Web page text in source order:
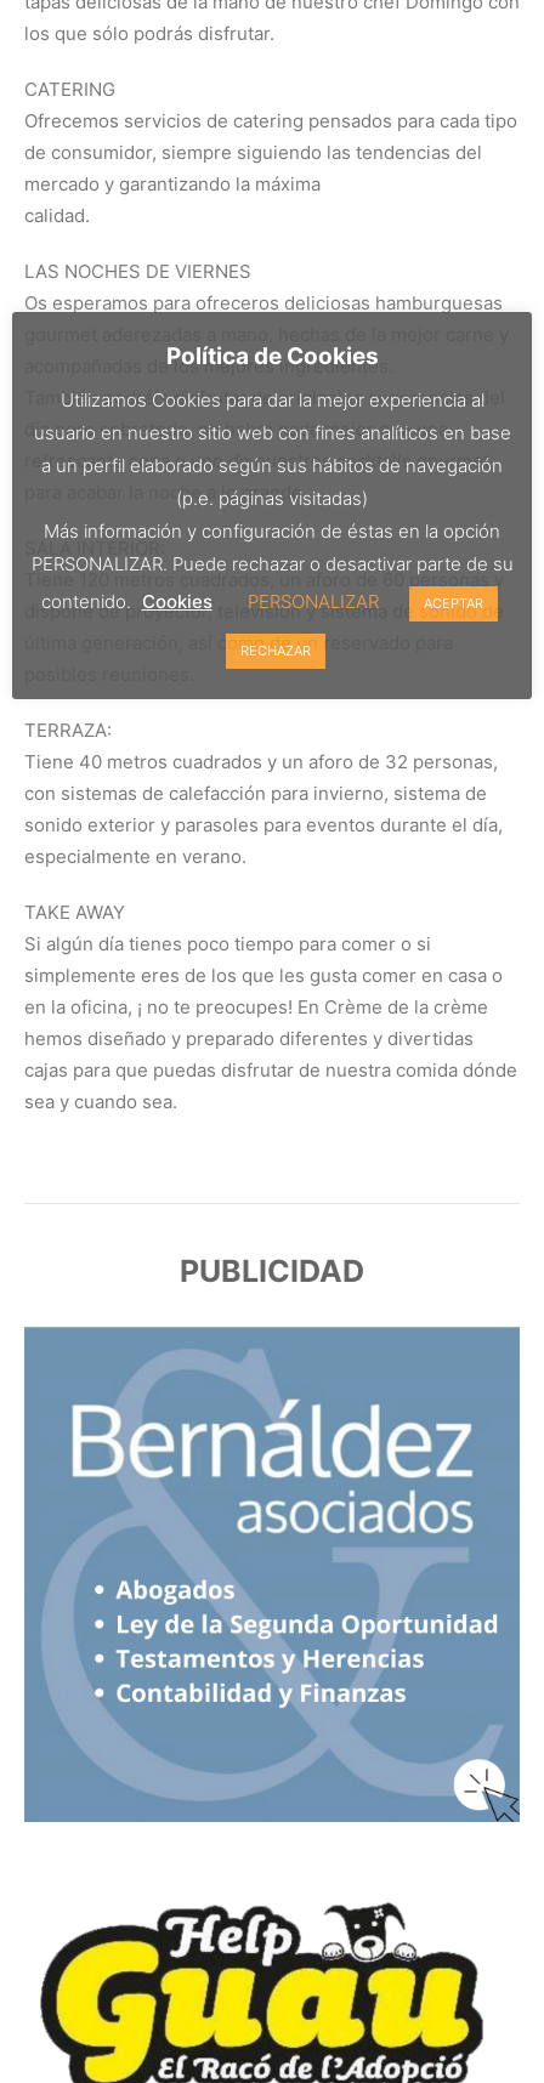
los que sólo podrás disfrutar.
CATERING
Ofrecemos servicios de catering pensados para cada tipo
de consumidor, siempre siguiendo las tendencias del
mercado y garantizando la máxima
calidad.
LAS NOCHES DE VIERNES
Os esperamos para ofreceros deliciosas hamburguesas
acompañadas de los mejores ingredientes.
También podréis disfrutar de originales sugerencias del
día pero sobretodo, no habrá nada mejor que una
refrescante copa o uno de nuestros cocktails gourmet
para acabar la noche a lo grande.
Tiene 120 metros cuadrados, un aforo de 60 personas y
dispone de proyector, televisión y sistema de sonido de
última generación, así como de un reservado para
TERRAZA:
Tiene 40 metros cuadrados y un aforo de 32 personas,
con sistemas de calefacción para invierno, sistema de
sonido exterior y parasoles para eventos durante el día,
especialmente en verano.
TAKE AWAY
Si algún día tienes poco tiempo para comer o si
simplemente eres de los que les gusta comer en casa o
en la oficina, ¡ no te preocupes! En Crème de la crème
hemos diseñado y preparado diferentes y divertidas
cajas para que puedas disfrutar de nuestra comida dónde
sea y cuando sea.
PUBLICIDAD
Política de Cookies
Utilizamos Cookies para dar la mejor experiencia al
usuario en nuestro sitio web con fines analíticos en base
a un perfil elaborado según sus hábitos de navegación
(p.e. páginas visitadas)
Más información y configuración de éstas en la opción
PERSONALIZAR. Puede rechazar o desactivar parte de su
contenido. Cookies PERSONALIZAR ACEPTAR
RECHAZAR